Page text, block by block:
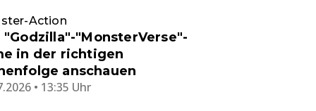
Action
"Godzilla"-"MonsterVerse"-
in der richtigen
anschauen
• 13:35 Uhr